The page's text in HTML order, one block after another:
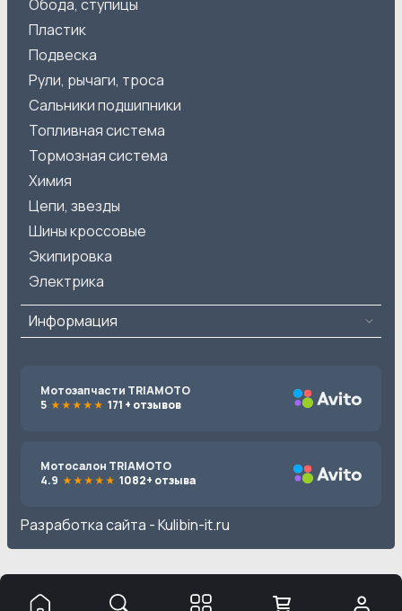
Обода, ступицы
Пластик
Подвеска
Рули, рычаги, троса
Сальники подшипники
Топливная система
Тормозная система
Химия
Цепи, звезды
Шины кроссовые
Экипировка
Электрика
Информация
Мотозапчасти TRIAMOTO
5
171 + отзывов
Мотосалон TRIAMOTO
4.9
1082+ отзыва
Разработка сайта -Kulibin-it.ru